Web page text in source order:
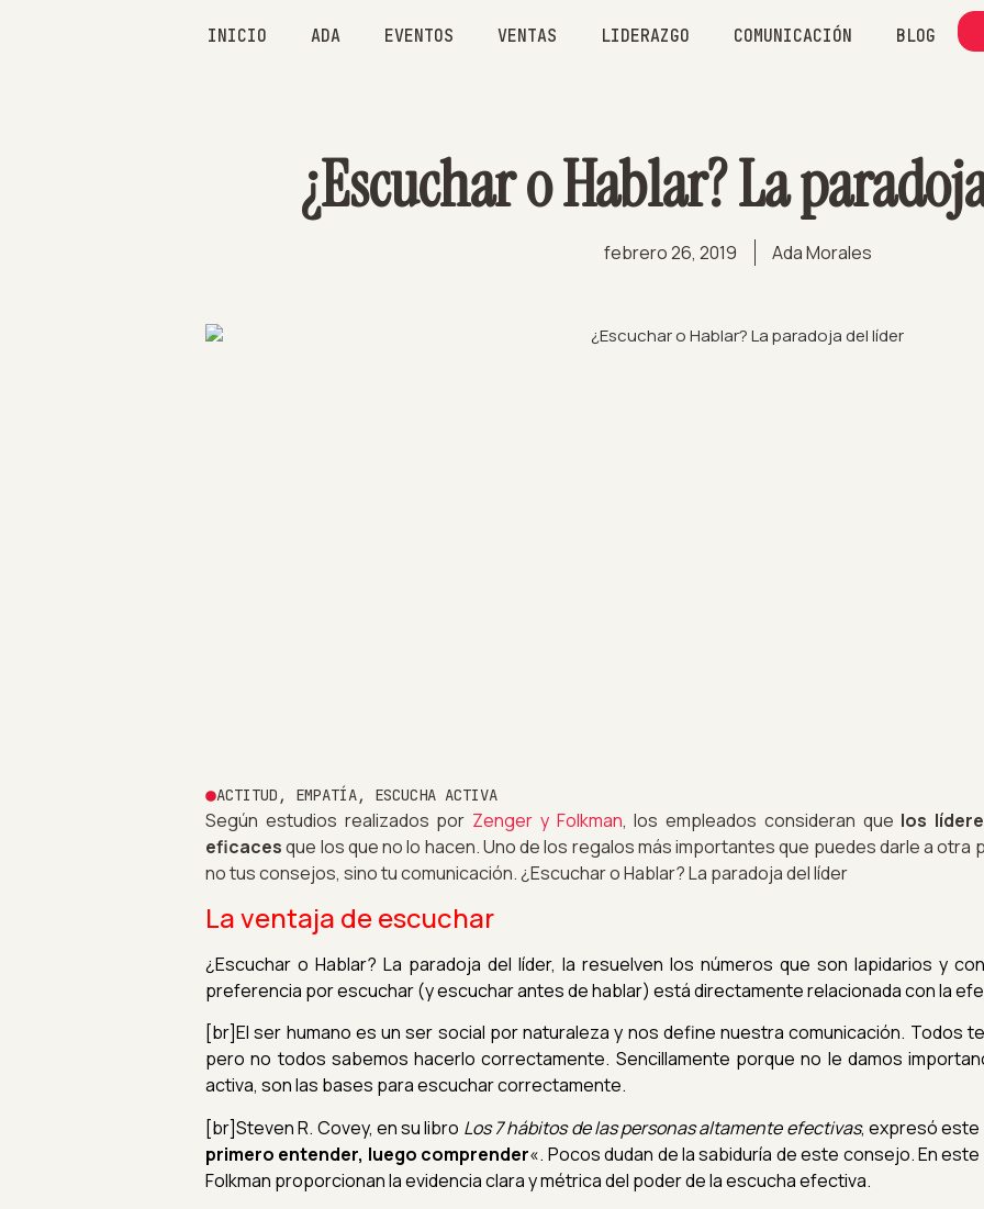
INICIO ADA EVENTOS VENTAS LIDERAZGO COMUNICACIÓN BLOG
¿Escuchar o Hablar? La
febrero 26, 2019 Ada Morales
ACTITUD , EMPATÍA, ESCUCHA ACTIVA
Según estudios realizados por Zenger y Folkman, los empleados consideran que los
eficacesque los que no lo hacen. Uno de los regalos más importantes que puedes darle a
no tus consejos, sino tu comunicación. ¿Escuchar o Hablar? La paradoja del líder
La ventaja de escuchar
¿Escuchar o Hablar? La paradoja del líder, la resuelven los números que son lapidarios y
preferencia por escuchar (y escuchar antes de hablar) está directamente relacionada con la
[br]El ser humano es un ser social por naturaleza y nos define nuestra comunicación. Todos
pero no todos sabemos hacerlo correctamente. Sencillamente porque no le damos
activa, son las bases para escuchar correctamente.
[br]Steven R. Covey, en su libro Los 7 hábitos de las personas altamente efectivas, expresó este
primero entender, luego comprender«. Pocos dudan de la sabiduría de este consejo. En
Folkman proporcionan la evidencia clara y métrica del poder de la escucha efectiva.